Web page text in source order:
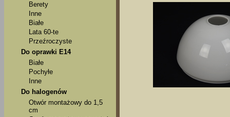
Berety
Inne
Białe
Lata 60-te
Przeźroczyste
Do oprawki E14
Białe
Pochyłe
Inne
Do halogenów
Otwór montażowy do 1,5
cm